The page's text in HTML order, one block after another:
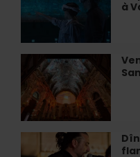
d'optique
et
à
immersives
ne
pas
manquer
printemps
à
Venez
visiter
l’église
de
Los
Santos
Juanes
et